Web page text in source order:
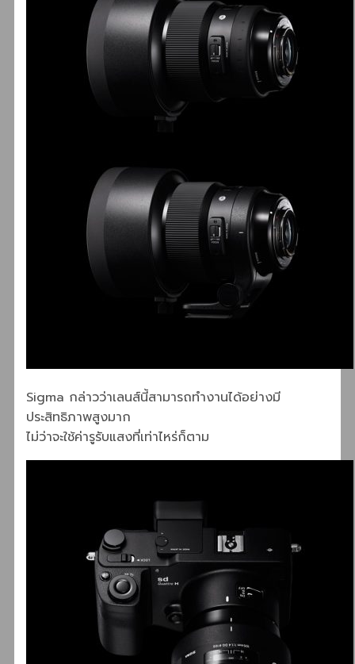
Sigma กล่าวว่าเลนส์นี้สามารถทำงานได้อย่างมี
ประสิทธิภาพสูงมาก
ไม่ว่าจะใช้ค่ารูรับแสงที่เท่าไหร่ก็ตาม